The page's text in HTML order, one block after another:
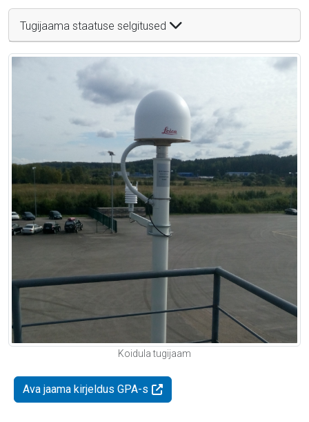
Tugijaama staatuse selgitused
Koidula tugijaam
Ava jaama kirjeldus GPA-s